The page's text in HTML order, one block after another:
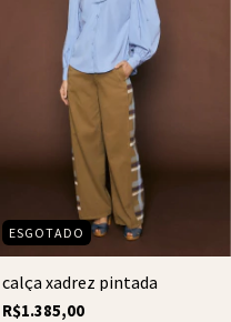
ESGOTADO
calça xadrez pintada
R$1.385,00